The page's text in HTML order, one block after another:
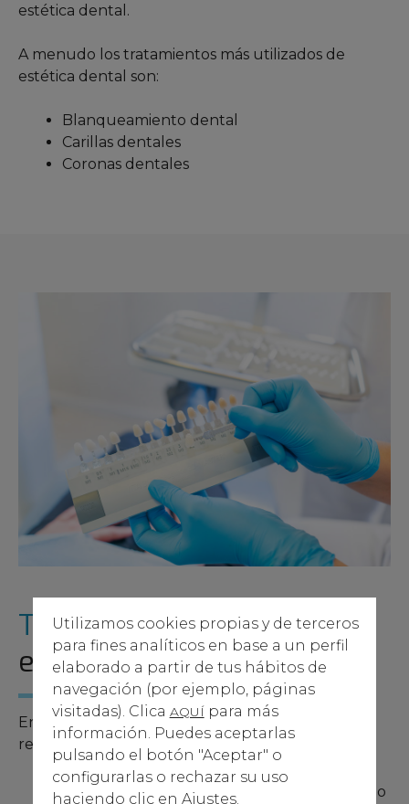
estética dental.
A menudo los tratamientos más utilizados de
estética dental son:
Blanqueamiento dental
Carillas dentales
Coronas dentales
Tipos de tratamientosde
estética dental
En nuestra clínica dental de Zaragoza podrás
recurrir a tratamientos como:
Blanqueamiento dental
, ya sea aplicado
Utilizamos cookies propias y de terceros
para fines analíticos en base a un perfil
elaborado a partir de tus hábitos de
navegación (por ejemplo, páginas
visitadas). Clica AQUÍpara más
información. Puedes aceptarlas
pulsando el botón "Aceptar" o
configurarlas o rechazar su uso
haciendo clic en Ajustes.